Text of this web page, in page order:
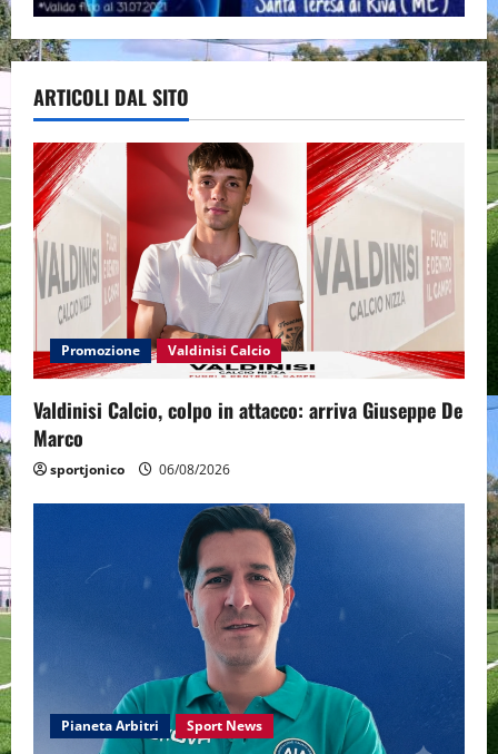
ARTICOLI DAL SITO
Promozione Valdinisi Calcio
Valdinisi Calcio, colpo in attacco: arriva Giuseppe De
Marco
sportjonico 06/08/2026
Pianeta Arbitri Sport News